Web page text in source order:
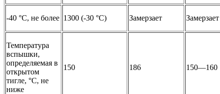
-40 °С, не более 1300 (-30 °С) Замерзает Замерзает
Температура
вспышки,
определяемая в
открытом
тигле, °С, не
ниже
150 186 150—160